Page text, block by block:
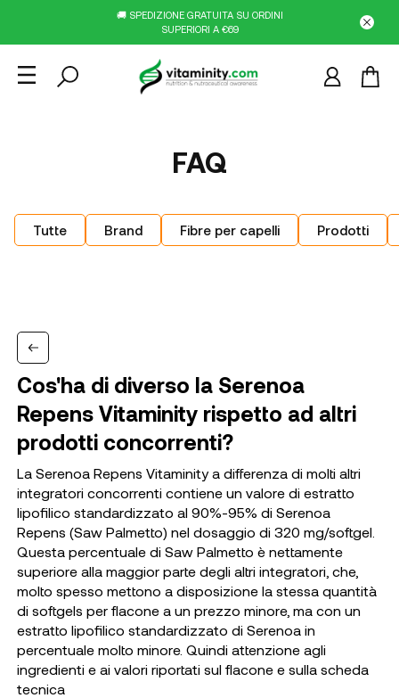
🚚 SPEDIZIONE GRATUITA SU ORDINI
SUPERIORI A €69
FAQ
Tutte Brand Fibre per capelli Prodotti
Cos'ha di diverso la Serenoa
Repens Vitaminity rispetto ad altri
prodotti concorrenti?
La Serenoa Repens Vitaminity a differenza di molti altri
integratori concorrenti contiene un valore di estratto
lipofilico standardizzato al 90%-95% di Serenoa
Repens (Saw Palmetto) nel dosaggio di 320 mg/softgel.
Questa percentuale di Saw Palmetto è nettamente
superiore alla maggior parte degli altri integratori, che,
molto spesso mettono a disposizione la stessa quantità
di softgels per flacone a un prezzo minore, ma con un
estratto lipofilico standardizzato di Serenoa in
percentuale molto minore. Quindi attenzione agli
ingredienti e ai valori riportati sul flacone e sulla scheda
tecnica